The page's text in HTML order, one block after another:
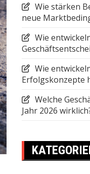
Wie stärken
neue
Wie
Wie
Erfolgskonzepte
Welche
Jahr 2026